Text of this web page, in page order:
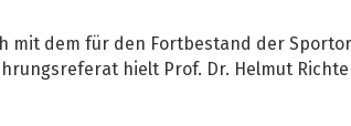
mit dem für den Fortbestand der
hielt Prof. Dr. Helmut